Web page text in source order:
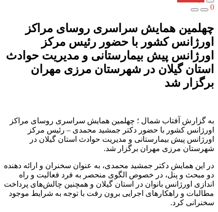
0
چهلمین همایش سراسری روسای مراکز
اورژانس کشور با حضور رئیس مرکز
اورژانس پیش بیمارستانی و مدیریت حوادث
استان گیلان در شهرستان مرزی مهران
برگزار شد
به گزارش آفتاب شمال ؛ چهلمین همایش سراسری روسای مراکز
اورژانس کشور با حضور دکتر جمشید محمدی – رئیس مرکز
اورژانس پیش بیمارستانی و مدیریت حوادث استان گیلان در
شهرستان مرزی مهران برگزار شد.
در این همایش دکتر جمشید محمدی، به عنوان سخنران و ارائه دهنده
دو مبحث و پنل، در خصوص الگوی منحصر به فرد فعالیت و راه
اندازی اورژانس بانوان در استان گیلان و همچنین چالش‌های پرداخت
مطالبات و راهکارهای اجرایی برون رفت با توجه به شرایط موجود
سخنرانی کرد.